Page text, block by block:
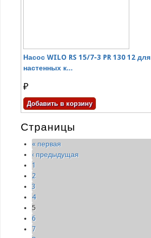
Насос WILO RS 15/7-3 PR 130 12 для
настенных к...
₽
Страницы
« первая
‹ предыдущая
1
2
3
4
5
6
7